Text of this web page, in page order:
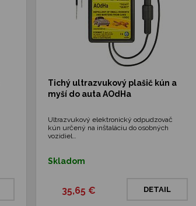
Tichý ultrazvukový plašič kún a
myší do auta AOdHa
Ultrazvukový elektronický odpudzovač
kún určený na inštaláciu do osobných
vozidiel…
Skladom
35,65 € DETAIL